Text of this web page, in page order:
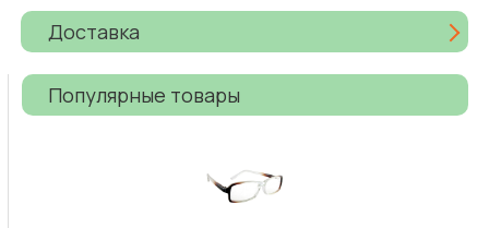
Доставка
Популярные товары